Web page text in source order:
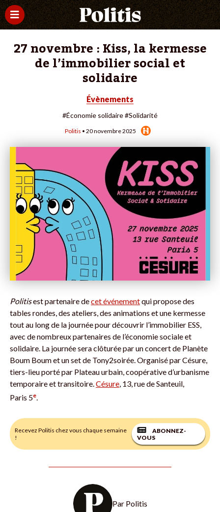
27 novembre : Kiss, la kermesse
de l’immobilier social et
solidaire
Évènements
#Économie solidaire#Solidarité
Politis • 20 novembre 2025
Politisest partenaire decet événementqui propose des
tables rondes, des ateliers, des animations et une kermesse
tout au long de la journée pour découvrir l’immobilier ESS,
avec de nombreux partenaires de l’économie sociale et
solidaire. La journée sera clôturée par un concert de Planète
Boum Boum et un set de Tony2soirée. Organisé par Césure,
tiers-lieu porté par Plateau urbain, coopérative d’urbanisme
temporaire et transitoire. Césure , 13, rue de Santeuil,
Paris 5e.
Recevez Politis chez vous chaque semaine
!
ABONNEZ-
VOUS
Par Politis